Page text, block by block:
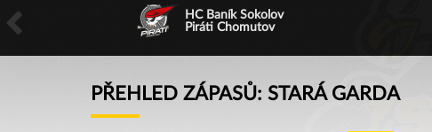
HC Baník Sokolov
Piráti Chomutov
PŘEHLED ZÁPASŮ: STARÁ GARDA